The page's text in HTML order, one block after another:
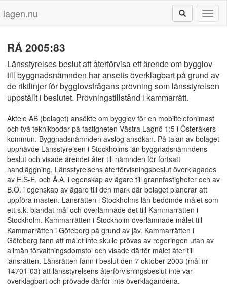
lagen.nu
RÅ 2005:83
Länsstyrelses beslut att återförvisa ett ärende om bygglov
till byggnadsnämnden har ansetts överklagbart på grund av
de riktlinjer för bygglovsfrågans prövning som länsstyrelsen
uppställt i beslutet. Prövningstillstånd i kammarrätt.
Aktelo AB (bolaget) ansökte om bygglov för en mobiltelefonimast
och två teknikbodar på fastigheten Västra Lagnö 1:5 i Österåkers
kommun. Byggnadsnämnden avslog ansökan. På talan av bolaget
upphävde Länsstyrelsen i Stockholms län byggnadsnämndens
beslut och visade ärendet åter till nämnden för fortsatt
handläggning. Länsstyrelsens återförvisningsbeslut överklagades
av E.S-E. och Å.A. i egenskap av ägare till grannfastigheter och av
B.Ö. i egenskap av ägare till den mark där bolaget planerar att
uppföra masten. Länsrätten i Stockholms län bedömde målet som
ett s.k. blandat mål och överlämnade det till Kammarrätten i
Stockholm. Kammarrätten i Stockholm överlämnade målet till
Kammarrätten i Göteborg på grund av jäv. Kammarrätten i
Göteborg fann att målet inte skulle prövas av regeringen utan av
allmän förvaltningsdomstol och visade därför målet åter till
länsrätten. Länsrätten fann i beslut den 7 oktober 2003 (mål nr
14701-03) att länsstyrelsens återförvisningsbeslut inte var
överklagbart och prövade därför inte överklagandena.